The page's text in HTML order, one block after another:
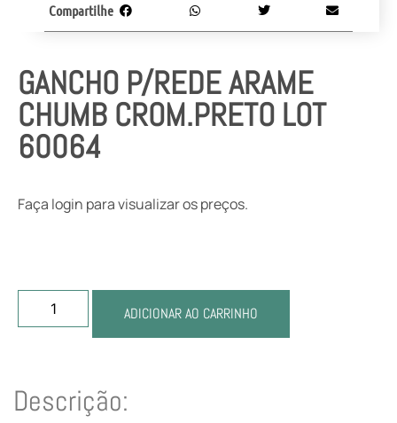
GANCHO P/REDE ARAME
CHUMB CROM.PRETO LOT
60064
Faça login para visualizar os preços.
ADICIONAR AO CARRINHO
Compartilhe
Descrição: